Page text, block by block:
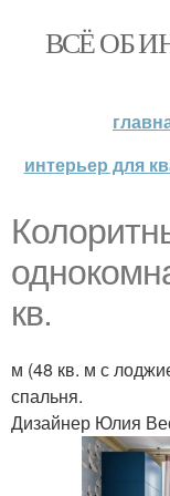
ВСЁ ОБ
интерьер для
кв.
м (48 кв. м с
спальня.
Дизайнер Юлия